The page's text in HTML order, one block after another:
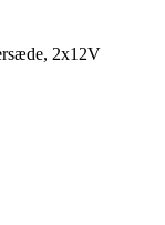
2x12V